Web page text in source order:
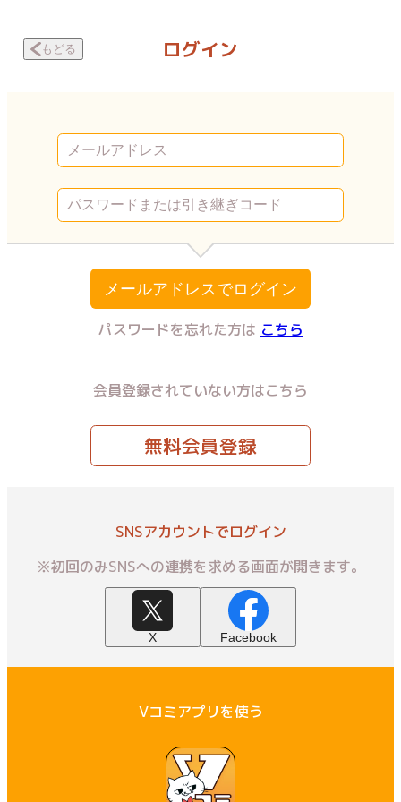
もどる ログイン
メールアドレスでログイン
パスワードを忘れた方は こちら
会員登録されていない方はこちら
無料会員登録
SNSアカウントでログイン
※初回のみSNSへの連携を求める画面が開きます。
X Facebook
Vコミアプリを使う